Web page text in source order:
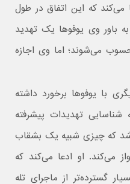
می‌کند که این اتفاق در طول
باور وی یوفوها یک تهدید
می‌شوند؛ اما وی اجازه
با یوفوها برخورد داشته
تهدیدات پیشرفته
شد که چیزی شبیه یک بشقاب
می‌کند. او ادعا می‌کند که
گسترده‌تر از ماجرای تله